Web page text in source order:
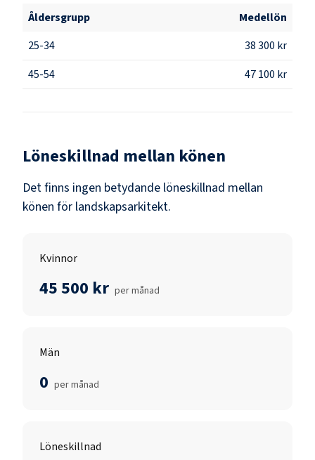
Åldersgrupp
Medellön
25-34
38 300 kr
45-54
47 100 kr
Löneskillnad mellan könen
Det finns ingen betydande löneskillnad mellan
könen för landskapsarkitekt.
Kvinnor
45 500 kr per månad
Män
0 per månad
Löneskillnad